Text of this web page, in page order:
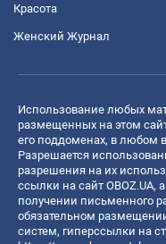
Красота
Женский Журнал
Использование любых
размещенных на этом
его поддоменах, в любом
Разрешается
разрешения на их
ссылки на сайт OBOZ.UA,
получении письменного
обязательном
систем, гиперссылки на